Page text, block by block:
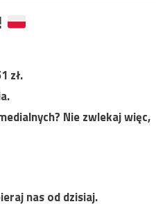
zł.
Nie zwlekaj więc,
nas od dzisiaj.